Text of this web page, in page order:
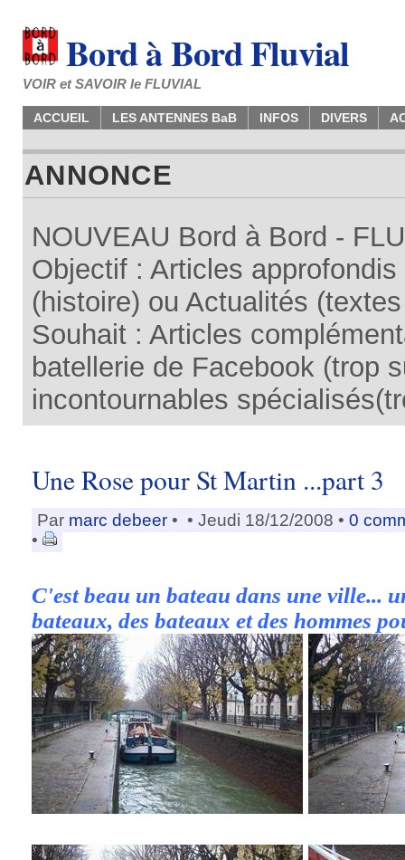
Bord à Bord Fluvial
VOIR et SAVOIR le FLUVIAL
ACCUEIL LES ANTENNES BaB INFOS DIVERS
ANNONCE
NOUVEAU Bord à Bord -
Objectif : Articles
(histoire) ou Actualités
Souhait : Articles
batellerie de Facebook (trop
incontournables
Une Rose pour St Martin ...part 3
Par marc debeer • • Jeudi 18/12/2008 • 0
•
C'est beau un bateau dans une ville...
bateaux, des bateaux et des hommes